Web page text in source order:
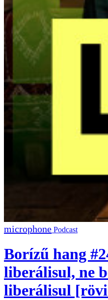
Podcast
Borízű hang
liberálisul, ne
liberálisul